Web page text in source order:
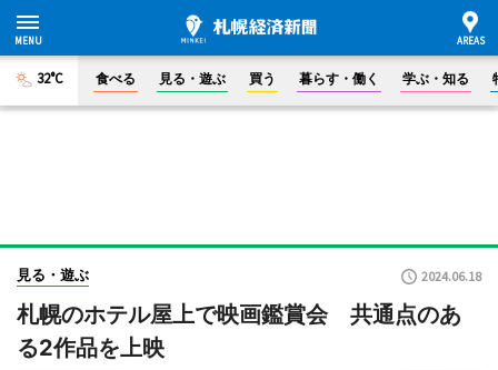
32°C 食べる 見る・遊ぶ 買う 暮らす・働く 学ぶ・知る
見る・遊ぶ 2024.06.18
札幌のホテル屋上で映画鑑賞会 共通点のあ
る2作品を上映